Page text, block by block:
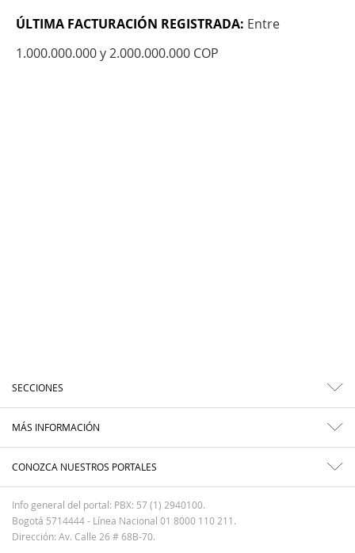
ÚLTIMA FACTURACIÓN REGISTRADA: Entre
1.000.000.000 y 2.000.000.000 COP
SECCIONES
MÁS INFORMACIÓN
CONOZCA NUESTROS PORTALES
Info general del portal: PBX: 57 (1) 2940100.
Bogotá 5714444 - Línea Nacional 01 8000 110 211.
Dirección: Av. Calle 26 # 68B-70.